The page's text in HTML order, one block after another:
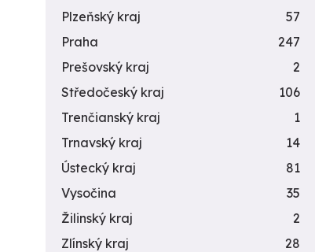
Plzeňský kraj
57
Praha
247
Prešovský kraj
2
Středočeský kraj
106
Trenčianský kraj
1
Trnavský kraj
14
Ústecký kraj
81
Vysočina
35
Žilinský kraj
2
Zlínský kraj
28